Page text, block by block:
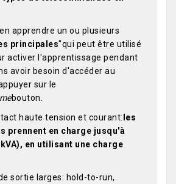
apprendre un ou plusieurs
principales"qui peut être utilisé
activer l'apprentissage pendant
avoir besoin d'accéder au
sur le
bouton.
haute tension et courant: les
prennent en charge jusqu'à
en utilisant une charge
sortie larges: hold-to-run,